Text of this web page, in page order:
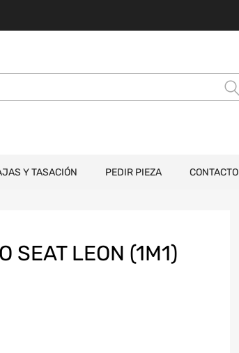
Y TASACIÓN PEDIR PIEZA CONTACTO
SEAT LEON (1M1)